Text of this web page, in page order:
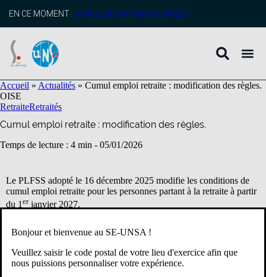
principal
EN CE MOMENT : profitez de l’adhésion anticipée
Accueil » Actualités » Cumul emploi retraite : modification des règles.
OISE
RetraiteRetraités
Cumul emploi retraite : modification des règles.
Temps de lecture : 4 min - 05/01/2026
Le PLFSS adopté le 16 décembre 2025 modifie les conditions de
cumul emploi retraite pour les personnes partant à la retraite à partir
du 1 erjanvier 2027.
périodes travaillées après le départ à la retraite. Il faut avoir dépassé
67 ans pour créer de nouveaux droits à pension et ne plus subir de
pénalités.
Bonjour et bienvenue au SE-UNSA !
Veuillez saisir le code postal de votre lieu d'exercice afin que
nous puissions personnaliser votre expérience.